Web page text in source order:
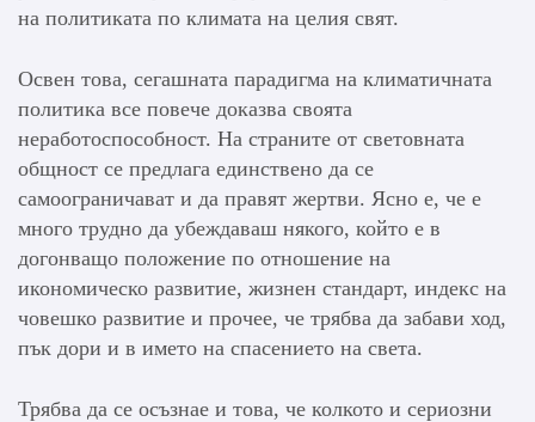
на политиката по климата на целия свят.
Освен това, сегашната парадигма на климатичната
политика все повече доказва своята
неработоспособност. На страните от световната
общност се предлага единствено да се
самоограничават и да правят жертви. Ясно е, че е
много трудно да убеждаваш някого, който е в
догонващо положение по отношение на
икономическо развитие, жизнен стандарт, индекс на
човешко развитие и прочее, че трябва да забави ход,
пък дори и в името на спасението на света.
Трябва да се осъзнае и това, че колкото и сериозни